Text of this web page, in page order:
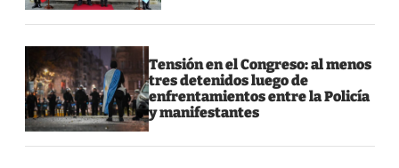
Tensión en el Congreso: al menos
tres detenidos luego de
enfrentamientos entre la Policía
y manifestantes